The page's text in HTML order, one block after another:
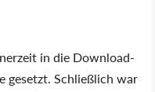
in die Download-
gesetzt. Schließlich war